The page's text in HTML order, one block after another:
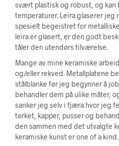
svært plastisk og robust, og kan
temperaturer. Leira glaserer jeg
spesielt begeistret for
leira er glasert, er den godt
tåler den utendørs tilværelse.
Mange av mine keramiske
og/eller rekved. Metallplatene
stålblanke før jeg begynner å
behandler dem på ulike måter,
sanker jeg selv i fjæra hvor jeg
tørket, kapper, pusser og
den sammen med det utvalgte
keramiske kunst er one of a kind.